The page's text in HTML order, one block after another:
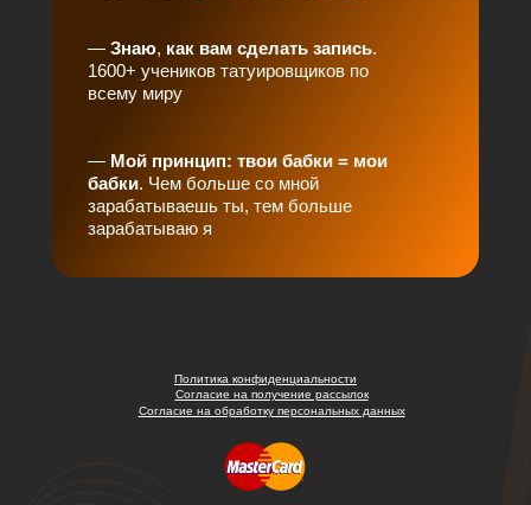
— Мой принцип: твои бабки = мои
бабки. Чем больше со мной
зарабатываешь ты, тем больше
зарабатываю я
— Знаю, как вам сделать запись.
1600+ учеников татуировщиков по
всему миру
Политика конфиденциальности
Согласие на обработку персональных данных
Согласие на получение рассылок